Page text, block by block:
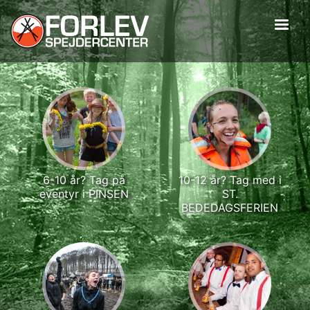
Gå
til
hovedindhold
6-10 år? Tag på
eventyr i PINSEN
10-12 år? Tag med i
ST.
BEDEDAGSFERIEN